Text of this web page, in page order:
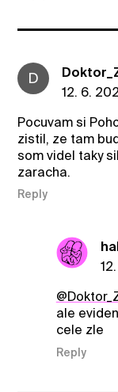
D
12. 6.
Pocuvam si
zistil, ze tam
som videl taky
zaracha.
Reply
ale
cele zle
Reply